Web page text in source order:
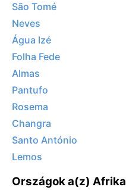
São Tomé
Neves
Água Izé
Folha Fede
Almas
Pantufo
Rosema
Changra
Santo António
Lemos
Országok a(z) Afrika